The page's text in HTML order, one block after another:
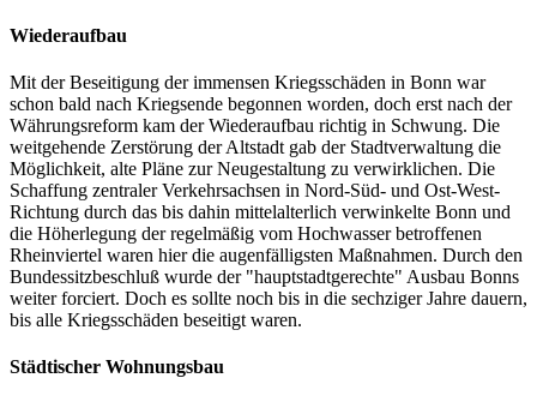
Wiederaufbau
Mit der Beseitigung der immensen Kriegsschäden in Bonn war
schon bald nach Kriegsende begonnen worden, doch erst nach der
Währungsreform kam der Wiederaufbau richtig in Schwung. Die
weitgehende Zerstörung der Altstadt gab der Stadtverwaltung die
Möglichkeit, alte Pläne zur Neugestaltung zu verwirklichen. Die
Schaffung zentraler Verkehrsachsen in Nord-Süd- und Ost-West-
Richtung durch das bis dahin mittelalterlich verwinkelte Bonn und
die Höherlegung der regelmäßig vom Hochwasser betroffenen
Rheinviertel waren hier die augenfälligsten Maßnahmen. Durch den
Bundessitzbeschluß wurde der "hauptstadtgerechte" Ausbau Bonns
weiter forciert. Doch es sollte noch bis in die sechziger Jahre dauern,
bis alle Kriegsschäden beseitigt waren.
Städtischer Wohnungsbau